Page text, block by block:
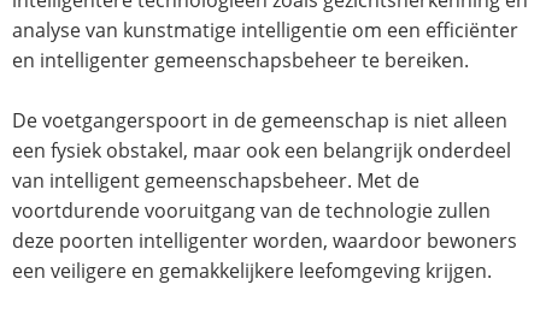
analyse van kunstmatige intelligentie om een ​​efficiënter
en intelligenter gemeenschapsbeheer te bereiken.
De voetgangerspoort in de gemeenschap is niet alleen
een fysiek obstakel, maar ook een belangrijk onderdeel
van intelligent gemeenschapsbeheer. Met de
voortdurende vooruitgang van de technologie zullen
deze poorten intelligenter worden, waardoor bewoners
een veiligere en gemakkelijkere leefomgeving krijgen.